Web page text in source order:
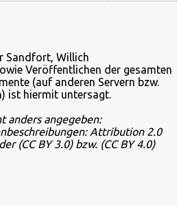
Sandfort, Willich
Veröffentlichen der gesamten
(auf anderen Servern bzw.
ist hiermit untersagt.
anders angegeben:
Attribution 2.0
(CC BY 3.0) bzw. (CC BY 4.0)